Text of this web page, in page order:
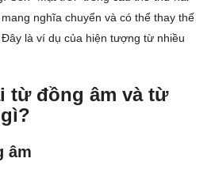
nghĩa chuyển và có thể thay thế
Đây là ví dụ của hiện tượng từ nhiều
từ đồng âm và từ
âm